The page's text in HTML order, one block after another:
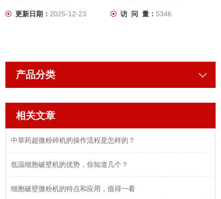
更新日期：2025-12-23 访 问 量： 5346
产品分类
相关文章
中草药超微粉碎机的操作流程是怎样的？
低温细胞破壁机的优势，你知道几个？
细胞破壁微粉机的特点和应用，值得一看